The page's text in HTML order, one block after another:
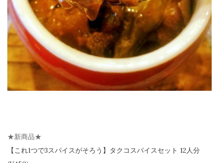
★新商品★
【これ1つで3スパイスがそろう】
タクコスパイスセット 12人分